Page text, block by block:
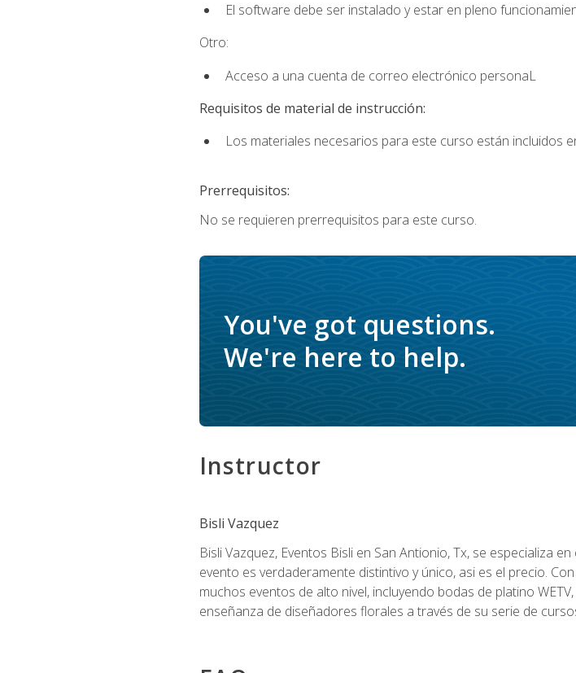
El software debe ser instalado y estar en pleno
Otro:
Acceso a una cuenta de correo electrónico personaL
Requisitos de material de instrucción:
Los materiales necesarios para este curso están incluidos
Prerrequisitos:
No se requieren prerrequisitos para este curso.
You've got questions.
We're here to help.
Instructor
Bisli Vazquez
Bisli Vazquez, Eventos Bisli en San Antionio, Tx, se especializa
evento es verdaderamente distintivo y único, asi es el precio.
muchos eventos de alto nivel, incluyendo bodas de platino
enseñanza de diseñadores florales a través de su serie de